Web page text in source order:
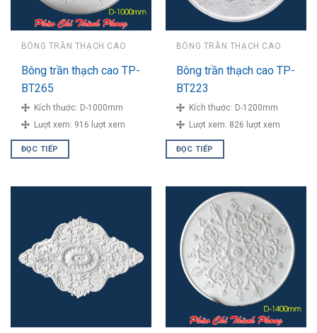
BÔNG TRẦN THẠCH CAO
Bông trần thạch cao TP-
BT265
Kích thước: D-1000mm
Lượt xem: 916 lượt xem
ĐỌC TIẾP
BÔNG TRẦN THẠCH CAO
Bông trần thạch cao TP-
BT223
Kích thước: D-1200mm
Lượt xem: 826 lượt xem
ĐỌC TIẾP